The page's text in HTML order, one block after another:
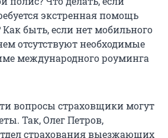
экстренная помощь
быть, если нет мобильного
отсутствуют необходимые
международного роуминга
вопросы страховщики могут
Так, Олег Петров,
страхования выезжающих